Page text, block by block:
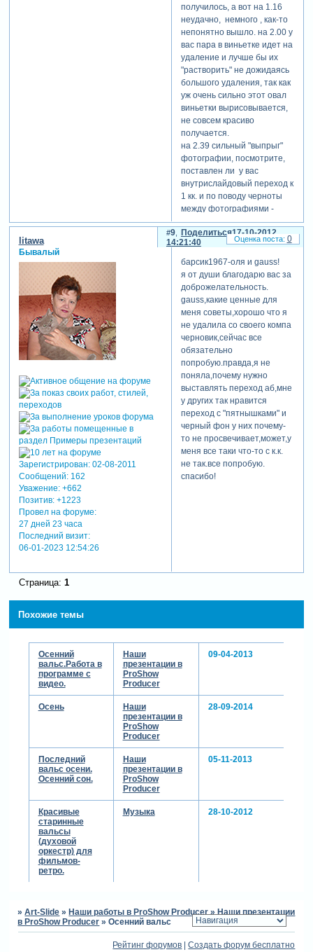
получилось, а вот на 1.16
неудачно, немного , как-то
непонятно вышло. на 2.00 у
вас пара в виньетке идет на
удаление и лучше бы их
"растворить" не дожидаясь
большого удаления, так как
уж очень сильно этот овал
виньетки вырисовывается,
не совсем красиво
получается.
на 2.39 сильный "выпрыг"
фотографии, посмотрите,
поставлен ли у вас
внутрислайдовый переход к
1 кк. и по поводу черноты
между фотографиями -
надо просто точнее
настроить кк между сменой
фотографий и применить
переход аб. удачи вам.
Поделиться
9
17-10-2012
14:21:40
litawa
Бывалый
Зарегистрирован: 02-08-2011
Сообщений:162
Уважение: +662
Позитив: +1223
Провел на форуме:
27 дней 23 часа
Последний визит:
06-01-2023 12:54:26
барсик1967-оля и gauss!
я от души благодарю вас за
доброжелательность.
gauss,какие ценные для
меня советы,хорошо что я
не удалила со своего компа
черновик,сейчас все
обязательно
попробую.правда,я не
поняла,почему нужно
выставлять переход аб,мне
у других так нравится
переход с "пятнышками" и
черный фон у них почему-
то не просвечивает,может,у
меня все таки что-то с к.к.
не так.все попробую.
спасибо!
0
Страница: 1
Похожие темы
Осенний
вальс.Работа в
программе с
видео.
Наши
презентации в
ProShow
Producer
09-04-2013
Осень
Наши
презентации в
ProShow
Producer
28-09-2014
Последний
вальс осени.
Осенний сон.
Наши
презентации в
ProShow
Producer
05-11-2013
Красивые
старинные
вальсы
(духовой
оркестр) для
фильмов-
ретро.
Музыка 28-10-2012
»Art-Slide »Наши работы в ProShow Producer »Наши презентации
в ProShow Producer »Осенний вальс
Рейтинг форумов |Создать форум бесплатно